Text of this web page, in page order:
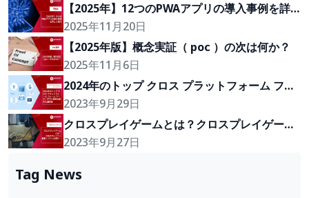
【2025年】12つのPWAアプリの導入事例を詳
しく紹介
2025年11月20日
【2025年版】概念実証（ poc ）の次は何か？
2025年11月6日
2024年のトップ クロス プラットフォーム フレ
ーム ワーク：アプリ開発の優れた選択肢
2023年9月29日
クロスプレイゲームとは？クロスプレイゲーム
開発エンジンの紹介！
2023年9月27日
Tag News